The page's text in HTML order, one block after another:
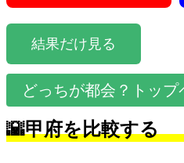
結果だけ見る
どっちが都会？トップ
🌇甲府を比較する